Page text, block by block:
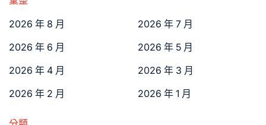
2026 年 8 月
2026 年 7 月
2026 年 6 月
2026 年 5 月
2026 年 4 月
2026 年 3 月
2026 年 2 月
2026 年 1 月